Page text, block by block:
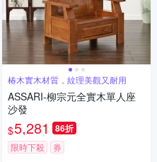
椿木實木材質，紋理美觀又耐用
ASSARI-柳宗元全實木單人座
沙發
$5,281 86折
限時下殺 券